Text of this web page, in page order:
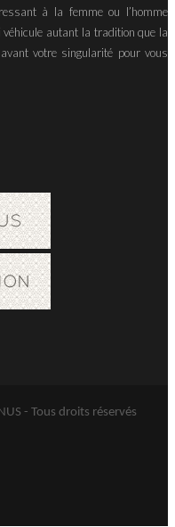
à la femme ou l’homme
véhicule autant la tradition que la
votre singularité pour vous
- Tous droits réservés